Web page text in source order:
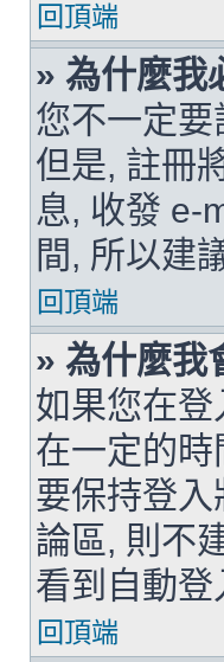
回頂端
» 為什麼我
您不一定
但是, 註冊
息, 收發 e-
間, 所以建
回頂端
» 為什麼我
如果您在
在一定的
要保持登
論區, 則不
看到自動
回頂端